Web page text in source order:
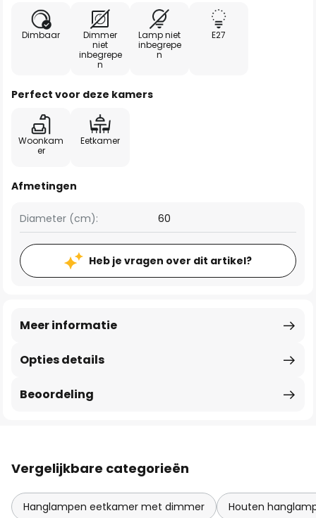
Dimbaar
Dimmer
niet
inbegrepe
n
Lamp niet
inbegrepe
n
E27
Perfect voor deze kamers
Woonkam
er
Eetkamer
Afmetingen
Diameter (cm): 60
Heb je vragen over dit artikel?
Opties details
Meer informatie
Beoordeling
Vergelijkbare categorieën
Hanglampen eetkamer met dimmer Houten